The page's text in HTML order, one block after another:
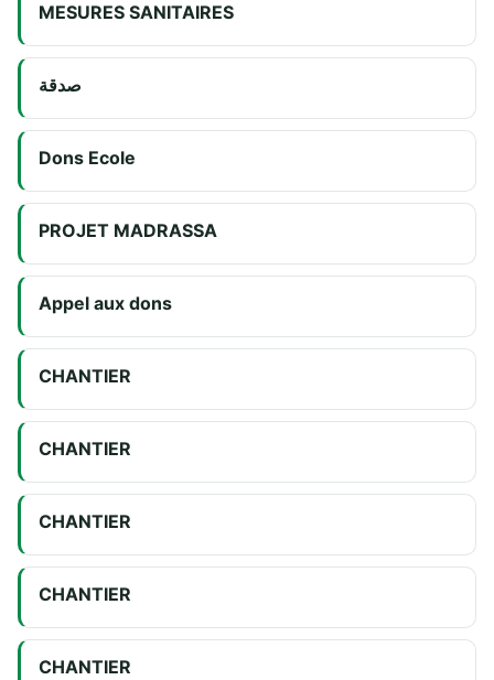
MESURES SANITAIRES
صدقة
Dons Ecole
PROJET MADRASSA
Appel aux dons
CHANTIER
CHANTIER
CHANTIER
CHANTIER
CHANTIER